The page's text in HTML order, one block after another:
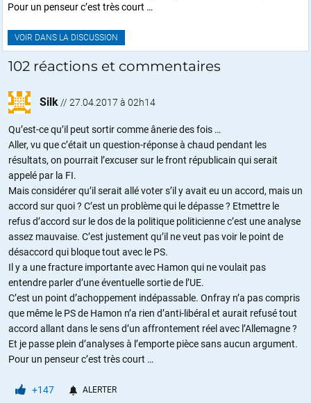
Pour un penseur c’est très court …
VOIR DANS LA DISCUSSION
102 réactions et commentaires
Silk // 27.04.2017 à 02h14
Qu’est-ce qu’il peut sortir comme ânerie des fois …
Aller, vu que c’était un question-réponse à chaud pendant les
résultats, on pourrait l’excuser sur le front républicain qui serait
appelé par la FI.
Mais considérer qu’il serait allé voter s’il y avait eu un accord, mais un
accord sur quoi ? C’est un problème qui le dépasse ? Etmettre le
refus d’accord sur le dos de la politique politicienne c’est une analyse
assez mauvaise. C’est justement qu’il ne veut pas voir le point de
désaccord qui bloque tout avec le PS.
Il y a une fracture importante avec Hamon qui ne voulait pas
entendre parler d’une éventuelle sortie de l’UE.
C’est un point d’achoppement indépassable. Onfray n’a pas compris
que même le PS de Hamon n’a rien d’anti-libéral et aurait refusé tout
accord allant dans le sens d’un affrontement réel avec l’Allemagne ?
Et je passe plein d’analyses à l’emporte pièce sans aucun argument.
Pour un penseur c’est très court …
+147 ALERTER